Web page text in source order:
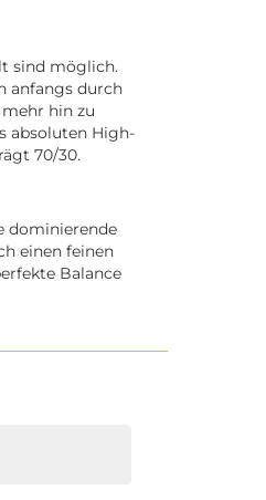
sind möglich.
anfangs durch
hin zu
absoluten High-
70/30.
dominierende
einen feinen
Balance